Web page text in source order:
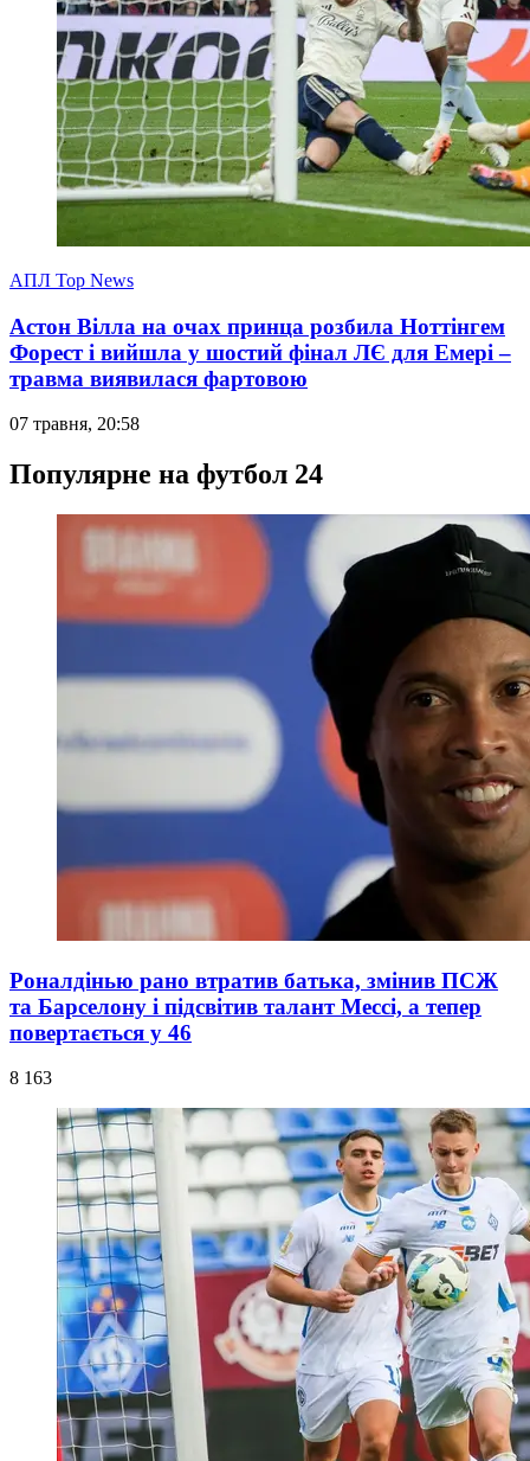
АПЛ Top News
Астон Вілла на очах принца розбила Ноттінгем
Форест і вийшла у шостий фінал ЛЄ для Емері –
травма виявилася фартовою
07 травня, 20:58
Популярне на футбол 24
Роналдінью рано втратив батька, змінив ПСЖ
та Барселону і підсвітив талант Мессі, а тепер
повертається у 46
8 163